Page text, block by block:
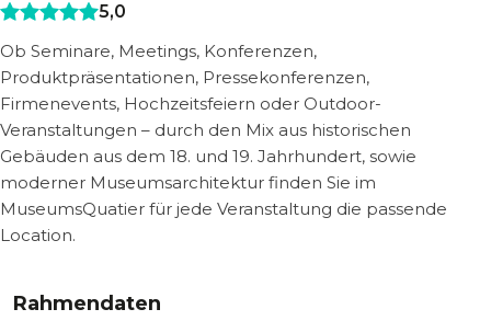
5,0
Ob Seminare, Meetings, Konferenzen,
Produktpräsentationen, Pressekonferenzen,
Firmenevents, Hochzeitsfeiern oder Outdoor-
Veranstaltungen – durch den Mix aus historischen
Gebäuden aus dem 18. und 19. Jahrhundert, sowie
moderner Museumsarchitektur finden Sie im
MuseumsQuatier für jede Veranstaltung die passende
Location.
Rahmendaten